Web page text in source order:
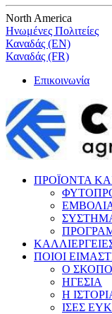
North America
Ηνωμένες Πολιτείες
Καναδάς (EN)
Καναδάς (FR)
Επικοινωνία
ΠΡΟΪΟΝΤΑ
ΠΟΙΟΙ
Ο
ΗΓΕΣΙΑ
Η
ΙΣΕΣ